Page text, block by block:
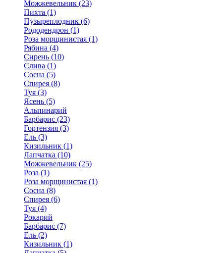
Можжевельник (23)
Пихта (1)
Пузыреплодник (6)
Рододендрон (1)
Роза морщинистая (1)
Рябина (4)
Сирень (10)
Слива (1)
Сосна (5)
Спирея (8)
Туя (3)
Ясень (5)
Альпинарий
Барбарис (23)
Гортензия (3)
Ель (3)
Кизильник (1)
Лапчатка (10)
Можжевельник (25)
Роза (1)
Роза морщинистая (1)
Сосна (8)
Спирея (6)
Туя (4)
Рокарий
Барбарис (7)
Ель (2)
Кизильник (1)